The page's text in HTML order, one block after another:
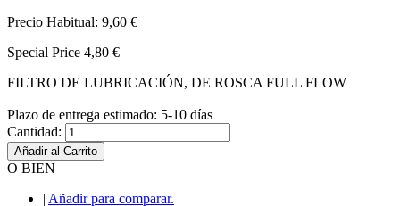
Precio Habitual: 9,60 €
Special Price 4,80 €
FILTRO DE LUBRICACIÓN, DE ROSCA FULL FLOW
Plazo de entrega estimado: 5-10 días
Cantidad:
Añadir al Carrito
O BIEN
| Añadir para comparar.